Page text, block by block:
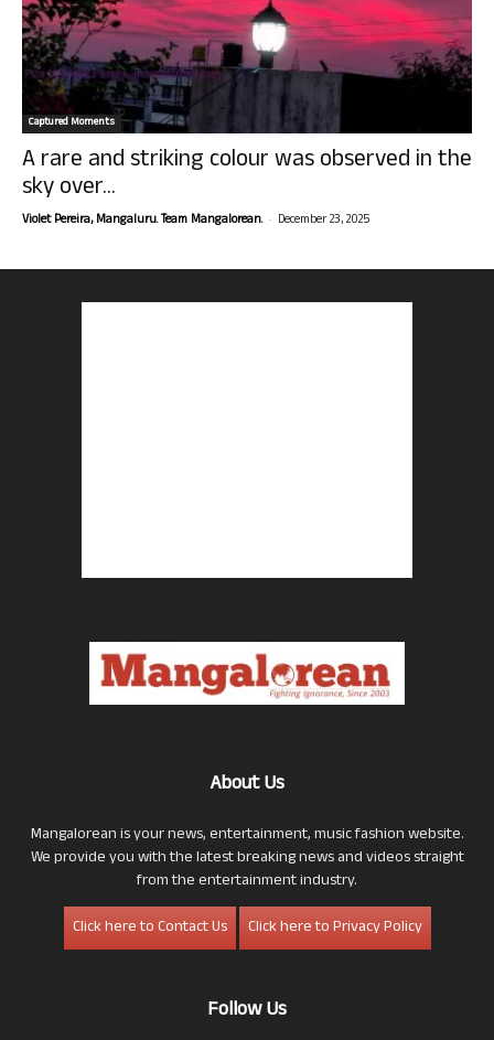
Captured Moments
A rare and striking colour was observed in the
sky over...
Violet Pereira, Mangaluru. Team Mangalorean. - December 23, 2025
About Us
Mangalorean is your news, entertainment, music fashion website.
We provide you with the latest breaking news and videos straight
from the entertainment industry.
Click here to Contact Us
Click here to Privacy Policy
Follow Us